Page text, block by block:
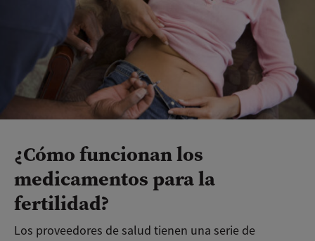
¿Cómo funcionan los
medicamentos para la
fertilidad?
Los proveedores de salud tienen una serie de